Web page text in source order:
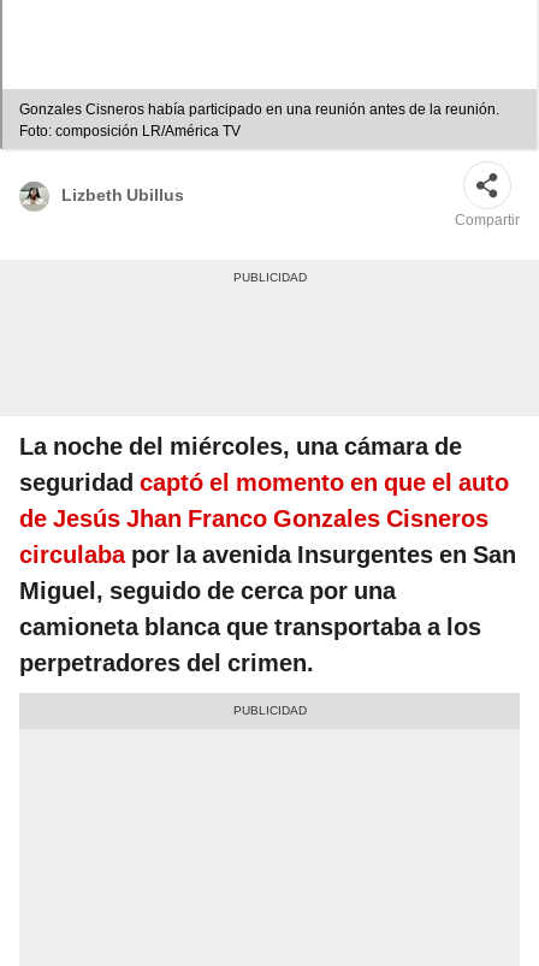
Gonzales Cisneros había participado en una reunión antes de la reunión.
Foto: composición LR/América TV
Lizbeth Ubillus
Compartir
La noche del miércoles, una cámara de
seguridad captó el momento en que el auto
de Jesús Jhan Franco Gonzales Cisneros
circulabapor la avenida Insurgentes en San
Miguel, seguido de cerca por una
camioneta blanca que transportaba a los
perpetradores del crimen.